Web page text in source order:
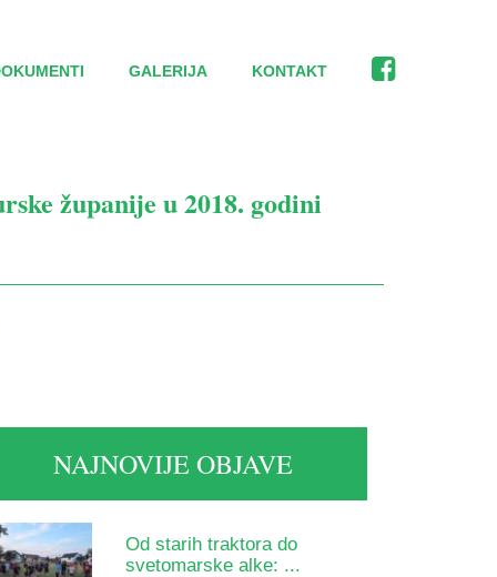
GALERIJA KONTAKT
županije u 2018. godini
NAJNOVIJE OBJAVE
Od starih traktora do
svetomarske alke: ...